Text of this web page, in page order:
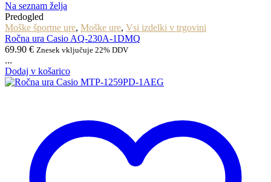
Na seznam želja
Predogled
Moške športne ure, Moške ure, Vsi izdelki v trgovini
Ročna ura Casio AQ-230A-1DMQ
69.90 € Znesek vključuje 22% DDV
...
Dodaj v košarico